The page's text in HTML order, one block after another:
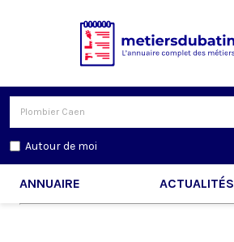
Autour de moi
ANNUAIRE ACTUALITÉS